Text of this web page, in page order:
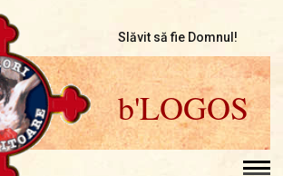
Slăvit să fie Domnul!
b'LOGOS